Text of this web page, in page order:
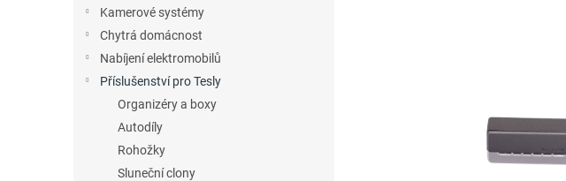
Kamerové systémy
Chytrá domácnost
Nabíjení elektromobilů
Příslušenství pro Tesly
Organizéry a boxy
Autodíly
Rohožky
Sluneční clony